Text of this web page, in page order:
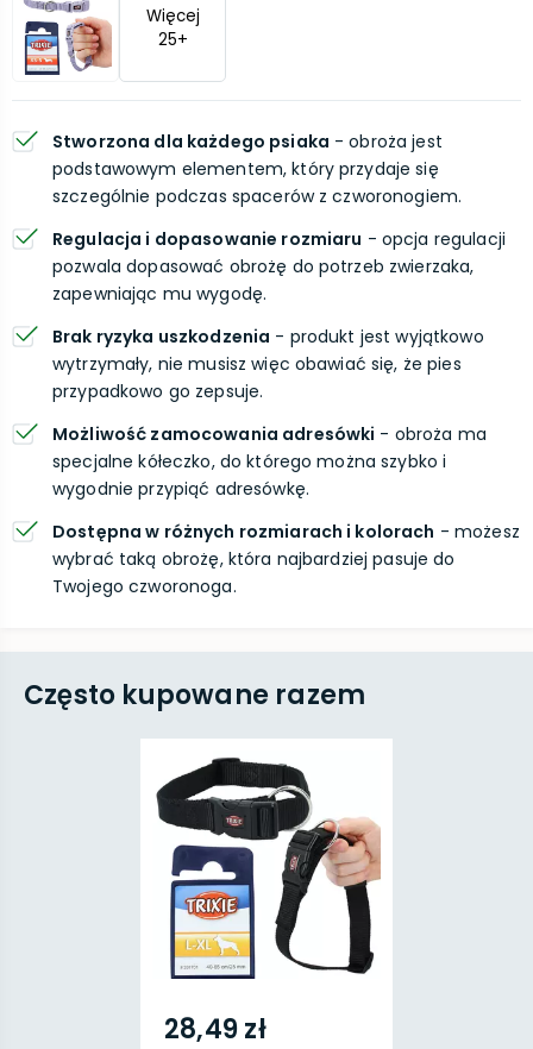
Więcej
25+
Stworzona dla każdego psiaka - obroża jest
podstawowym elementem, który przydaje się
szczególnie podczas spacerów z czworonogiem.
Regulacja i dopasowanie rozmiaru - opcja regulacji
pozwala dopasować obrożę do potrzeb zwierzaka,
zapewniając mu wygodę.
Brak ryzyka uszkodzenia - produkt jest wyjątkowo
wytrzymały, nie musisz więc obawiać się, że pies
przypadkowo go zepsuje.
Możliwość zamocowania adresówki - obroża ma
specjalne kółeczko, do którego można szybko i
wygodnie przypiąć adresówkę.
Dostępna w różnych rozmiarach i kolorach - możesz
wybrać taką obrożę, która najbardziej pasuje do
Twojego czworonoga.
Często kupowane razem
28,49 zł